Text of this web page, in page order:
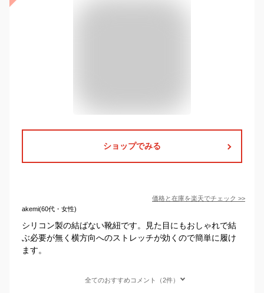
ショップでみる
価格と在庫を楽天でチェック >>
akemi(60代・女性)
シリコン製の結ばない靴紐です。見た目にもおしゃれで結
ぶ必要が無く横方向へのストレッチが効くので簡単に履け
ます。
全てのおすすめコメント（2件）